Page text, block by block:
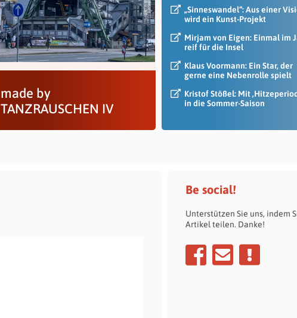
made by
TANZRAUSCHEN IV
„Sinneswandel“: Aus einer
wird ein Kunst-Projekt
Mirjam von Eigen: Einmal im
reif für die Insel
Klaus Voormann: Ein Star, der
gerne eine Nebenrolle spielt
Kristof Stößel: Mit
in die Sommer-Saison
Be social!
Unterstützen Sie uns, indem
Artikel teilen. Danke!